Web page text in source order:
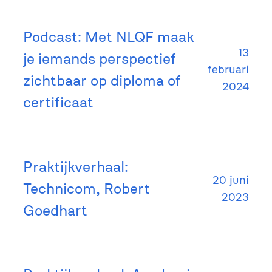
Podcast: Met NLQF maak
je iemands perspectief
zichtbaar op diploma of
certificaat
13
februari
2024
Praktijkverhaal:
Technicom, Robert
Goedhart
20 juni
2023